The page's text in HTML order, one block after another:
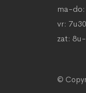
ma-
vr:
zat:
©